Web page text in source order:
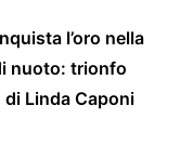
l’oro nella
nuoto: trionfo
Linda Caponi